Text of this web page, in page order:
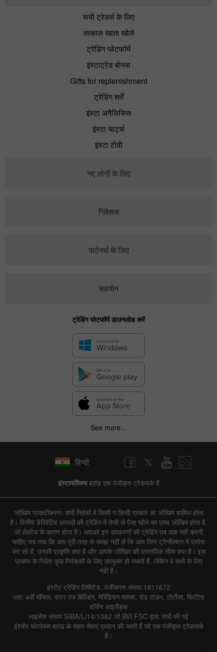
सभी ट्रेडर्स के लिए
तत्काल खाता खोलें
ट्रेडिंग प्लेटफॉर्म
इंस्टाट्रेड बोनस
Gifts for replenishment
ट्रेडिंग शर्तें
इंस्टा अनैलिसिस
इंस्टा चार्ट्स
इंस्टा टीवी
नए लोगों के लिए
निवेशक
पार्टनर्स के लिए
सहयोग
ट्रेडिंग प्लेटफॉर्म डाउनलोड करें
See more...
हिन्दी
इंस्टाफॉरेक्सब्रांड एक पंजीकृत ट्रेडमार्क है
जोखिम प्रकटीकरण: सभी निवेशों में किसी न किसी प्रकार का जोखिम शामिल होता
है। वित्तीय डेरिवेटिव उत्पादों की ट्रेडिंग में तेजी से पैसा खोने का उच्च जोखिम होता है,
जो लेवरेज के कारण होता है। आपको इन उपकरणों की ट्रेडिंग तब तक नहीं करनी
चाहिए जब तक कि आप पूरी तरह से समझ नहीं लें कि आप जिन ट्रैन्सैक्शन में प्रवेश
कर रहे हैं, उनकी प्रकृति क्या है और आपके जोखिम की वास्तविक सीमा क्या है। इस
प्रकार के निवेश कुछ निवेशकों के लिए उपयुक्त हो सकते हैं, लेकिन वे सभी के लिए
नहीं हैं।
इंस्टेंट ट्रेडिंग लिमिटेड, पंजीकरण संख्या 1811672
पता: 4वीं मंजिल, वाटर एज बिल्डिंग, मेरिडियन प्लाजा, रोड टाउन, टोर्टोला, ब्रिटिश
वर्जिन आइलैंड्स
लाइसेंस संख्या SIBA/L/14/1082 जो BVI FSC द्वारा जारी की गई
इंश्योर फोररेक्स ब्रांड के तहत सेवाएं प्रदान की जाती हैं जो एक पंजीकृत ट्रेडमार्क
है।